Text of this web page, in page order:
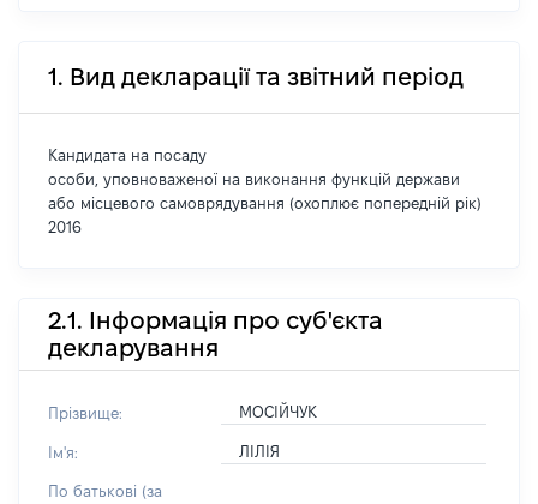
1. Вид декларації та звітний період
Кандидата на посаду
особи, уповноваженої на виконання функцій держави
або місцевого самоврядування (охоплює попередній рік)
2016
2.1. Інформація про суб'єкта
декларування
Прізвище: МОСІЙЧУК
Ім'я: ЛІЛІЯ
По батькові (за